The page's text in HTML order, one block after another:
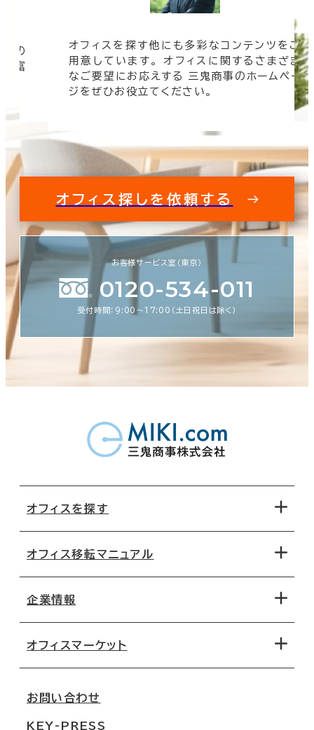
の
豊富
オフィスを探す他にも多彩なコンテンツをご
用意しています。 オフィスに関するさまざま
なご要望にお応えする 三鬼商事のホームペー
ジをぜひお役立てください。
オフィス探しを依頼する
お客様サービス室（東京）
0120-534-011
受付時間：9:00〜17:00（土日祝日は除く）
オフィスを探す
地図から探す
路線・駅から探す
オフィス移転マニュアル
移転コストシミュレーション
移転スケジュール
オフィス移転Q&A
企業情報
オフィスマーケット
お問い合わせ
KEY-PRESS